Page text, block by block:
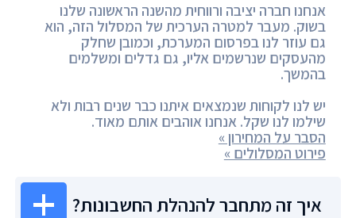
אנחנו חברה יציבה ורווחית מהשנה הראשונה שלנו
בשוק. מעבר למטרה הערכית של המסלול הזה, הוא
גם עוזר לנו בפרסום המערכת, וכמובן שחלק
מהעסקים שנרשמים אליו, גם גדלים ומשלמים
בהמשך.
יש לנו לקוחות שנמצאים איתנו כבר שנים רבות ולא
שילמו לנו שקל. אנחנו אוהבים אותם מאוד.
הסבר על המחירון »
פירוט המסלולים »
איך זה מתחבר להנהלת החשבונות?